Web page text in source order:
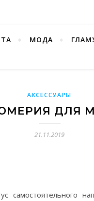
МОДА
АКСЕССУАРЫ
ДЛЯ
21.11.2019
самостоятельного